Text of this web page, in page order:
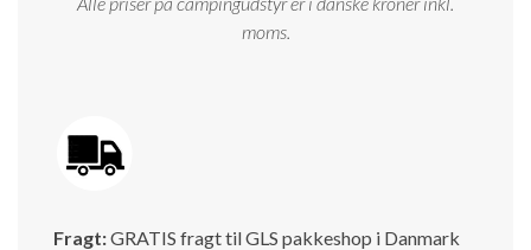
moms.
Fragt:GRATIS fragt til GLS pakkeshop i Danmark